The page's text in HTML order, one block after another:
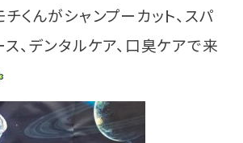
くんがシャンプーカット、スパ
、デンタルケア、口臭ケアで来